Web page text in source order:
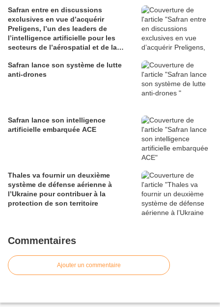
Safran entre en discussions
exclusives en vue d’acquérir
Preligens, l’un des leaders de
l’intelligence artificielle pour les
secteurs de l’aérospatial et de la
Safran lance son système de lutte
anti-drones
Safran lance son intelligence
artificielle embarquée ACE
Thales va fournir un deuxième
système de défense aérienne à
l’Ukraine pour contribuer à la
protection de son territoire
Commentaires
Ajouter un commentaire